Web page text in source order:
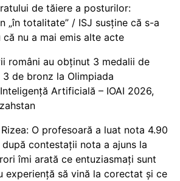
de tăiere a posturilor:
„în totalitate” / ISJ susține că s-a
nu a mai emis alte acte
români au obținut 3 medalii de
de bronz la Olimpiada
Artificială – IOAI 2026,
O profesoară a luat nota 4.90
contestații nota a ajuns la
îmi arată ce entuziasmați sunt
experiență să vină la corectat și ce